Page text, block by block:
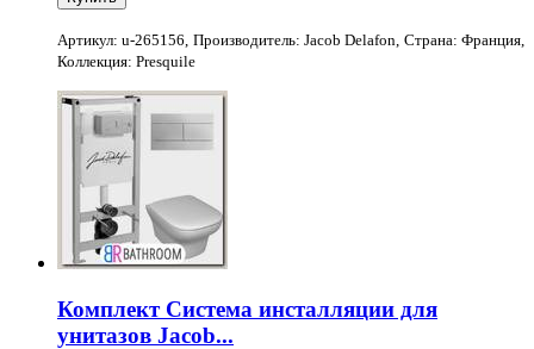
Артикул: u-265156, Производитель: Jacob Delafon, Страна: Франция,
Коллекция: Presquile
Комплект Система инсталляции для
унитазов Jacob...